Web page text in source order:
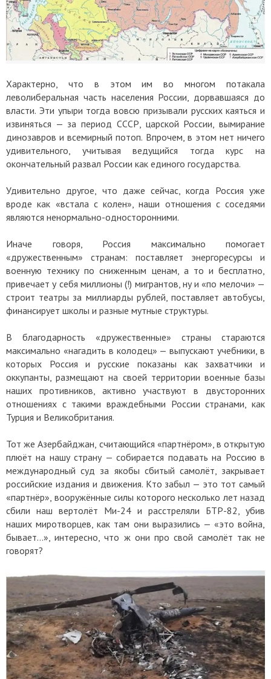
Характерно, что в этом им во многом потакала
леволиберальная часть населения России, дорвавшаяся до
власти. Эти упыри тогда вовсю призывали русских каяться и
извиняться — за период СССР, царской России, вымирание
динозавров и всемирный потоп. Впрочем, в этом нет ничего
удивительного, учитывая ведущийся тогда курс на
окончательный развал России как единого государства.
Удивительно другое, что даже сейчас, когда Россия уже
вроде как «встала с колен», наши отношения с соседями
являются ненормально-односторонними.
Иначе говоря, Россия максимально помогает
«дружественным» странам: поставляет энергоресурсы и
военную технику по сниженным ценам, а то и бесплатно,
привечает у себя миллионы (!) мигрантов, ну и «по мелочи» —
строит театры за миллиарды рублей, поставляет автобусы,
финансирует школы и разные мутные структуры.
В благодарность «дружественные» страны стараются
максимально «нагадить в колодец» — выпускают учебники, в
которых Россия и русские показаны как захватчики и
оккупанты, размещают на своей территории военные базы
наших противников, активно участвуют в двусторонних
отношениях с такими враждебными России странами, как
Турция и Великобритания.
Тот же Азербайджан, считающийся «партнёром», в открытую
плюёт на нашу страну — собирается подавать на Россию в
международный суд за якобы сбитый самолёт, закрывает
российские издания и движения. Кто забыл — это тот самый
«партнёр», вооружённые силы которого несколько лет назад
сбили наш вертолёт Ми-24 и расстреляли БТР-82, убив
наших миротворцев, как там они выразились — «это война,
бывает...», интересно, что ж они про свой самолёт так не
говорят?